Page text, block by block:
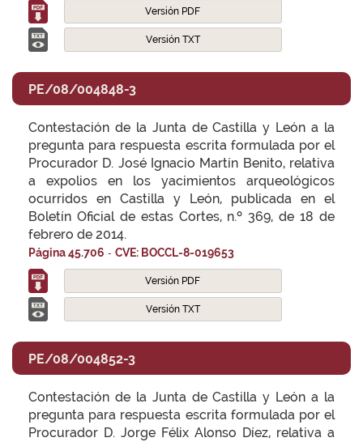
Versión PDF
Versión TXT
PE/08/004848-3
Contestación de la Junta de Castilla y León a la
pregunta para respuesta escrita formulada por el
Procurador D. José Ignacio Martín Benito, relativa
a expolios en los yacimientos arqueológicos
ocurridos en Castilla y León, publicada en el
Boletín Oficial de estas Cortes, n.º 369, de 18 de
febrero de 2014.
Página 45.706 - CVE: BOCCL-8-019653
Versión PDF
Versión TXT
PE/08/004852-3
Contestación de la Junta de Castilla y León a la
pregunta para respuesta escrita formulada por el
Procurador D. Jorge Félix Alonso Díez, relativa a